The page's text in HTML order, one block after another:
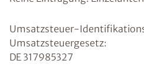
Umsatzsteuer-
Umsatzsteuergesetz:
DE 317985327